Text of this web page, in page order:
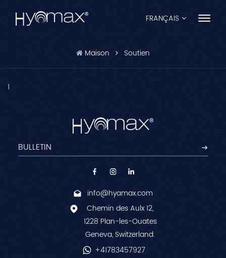
FRANÇAIS
Pусский
العربية
日本語
中文
Maison Soutien
1
info@hyamax.com
Chemin des Aulx 12,
1228 Plan-les-Ouates
Geneva, Switzerland.
+41783457927